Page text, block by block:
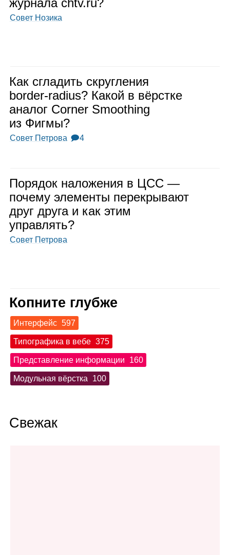
жур­нала chtv.ru?
Совет Нозика
Как сгла­дить скруг­ле­ния
border‑radius? Какой в вёрстке
ана­лог Corner Smoothing
из Фигмы?
Совет Петрова 🗩4
Поря­док нало­же­ния в ЦСС —
почему эле­менты пере­кры­вают
друг друга и как этим
управ­лять?
Совет Петрова
Копните глубже
Интерфейс 597
Типографика в вебе 375
Представление информации 160
Модульная вёрстка 100
Свежак